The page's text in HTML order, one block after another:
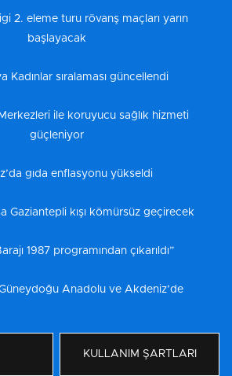
2. eleme turu rövanş maçları yarın
başlayacak
Kadınlar sıralaması güncellendi
ile koruyucu sağlık hizmeti
güçleniyor
gıda enflasyonu yükseldi
Gaziantepli kışı kömürsüz geçirecek
1987 programından çıkarıldı”
Güneydoğu Anadolu ve Akdeniz’de
KULLANIM ŞARTLARI